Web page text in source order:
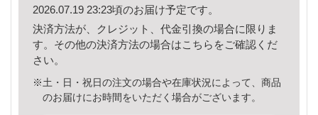
2026.07.19 23:23頃のお届け予定です。
決済方法が、クレジット、代金引換の場合に限りま
す。その他の決済方法の場合はこちら をご確認くだ
さい。
※土・日・祝日の注文の場合や在庫状況によって、商品
のお届けにお時間をいただく場合がございます。